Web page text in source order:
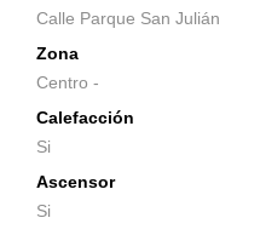
Calle Parque San Julián
Zona
Centro -
Calefacción
Si
Ascensor
Si